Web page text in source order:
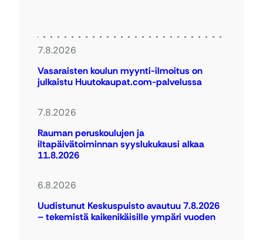
7.8.2026
Vasaraisten koulun myynti-ilmoitus on
julkaistu Huutokaupat.com-palvelussa
7.8.2026
Rauman peruskoulujen ja
iltapäivätoiminnan syyslukukausi alkaa
11.8.2026
6.8.2026
Uudistunut Keskuspuisto avautuu 7.8.2026
– tekemistä kaikenikäisille ympäri vuoden